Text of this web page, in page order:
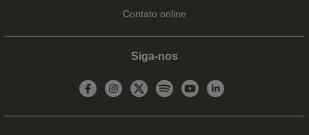
Contato online
Siga-nos